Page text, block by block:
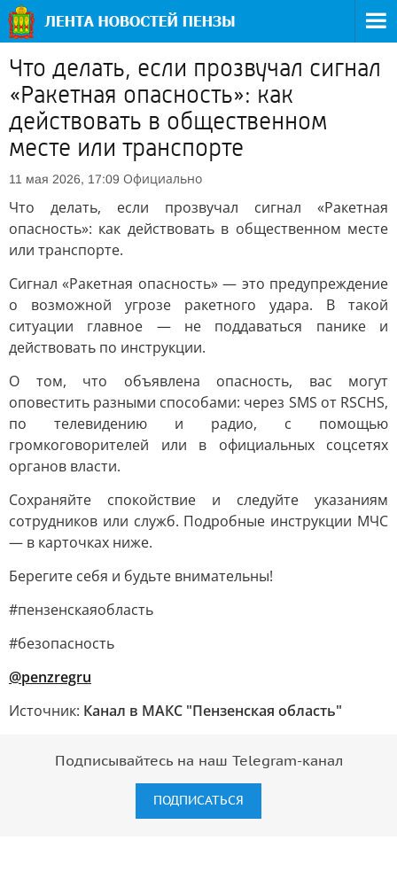
Что делать, если прозвучал сигнал
«Ракетная опасность»: как
действовать в общественном
месте или транспорте
11 мая 2026, 17:09 Официально
Что делать, если прозвучал сигнал «Ракетная
опасность»: как действовать в общественном месте
или транспорте.
Сигнал «Ракетная опасность» — это предупреждение
о возможной угрозе ракетного удара. В такой
ситуации главное — не поддаваться панике и
действовать по инструкции.
О том, что объявлена опасность, вас могут
оповестить разными способами: через SMS от RSCHS,
по телевидению и радио, с помощью
громкоговорителей или в официальных соцсетях
органов власти.
Сохраняйте спокойствие и следуйте указаниям
сотрудников или служб. Подробные инструкции МЧС
— в карточках ниже.
Берегите себя и будьте внимательны!
#пензенскаяобласть
#безопасность
@penzregru
Источник: Канал в МАКС "Пензенская область"
Подписывайтесь на наш Telegram-канал
ПОДПИСАТЬСЯ